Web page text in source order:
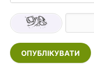
ОПУБЛІКУВАТИ